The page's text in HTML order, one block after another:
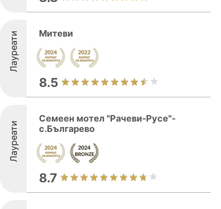
Лауреати Митеви
8.5
Лауреати
Семеен мотел "Рачеви-Русe"-
с.Българево
8.7